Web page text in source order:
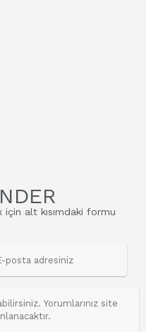
için alt kısımdaki formu